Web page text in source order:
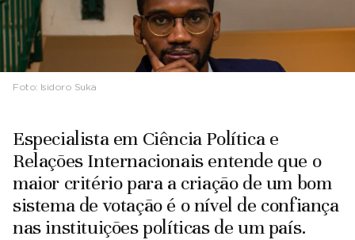
Foto: Isidoro Suka
Especialista em Ciência Política e
Relações Internacionais entende que o
maior critério para a criação de um bom
sistema de votação é o nível de confiança
nas instituições políticas de um país.